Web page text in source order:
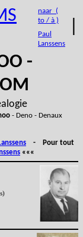
naar (
to / à )
Paul
Lanssens
-
- Deno - Denaux
- Pour tout
«««